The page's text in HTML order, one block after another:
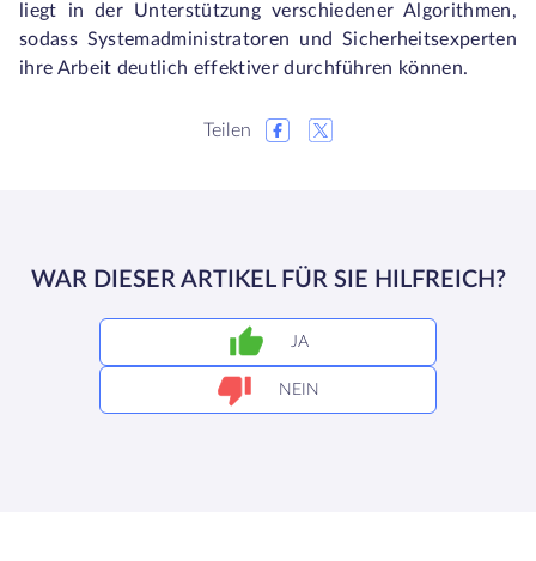
liegt in der Unterstützung verschiedener Algorithmen,
sodass Systemadministratoren und Sicherheitsexperten
ihre Arbeit deutlich effektiver durchführen können.
Teilen
WAR DIESER ARTIKEL FÜR SIE HILFREICH?
JA
NEIN